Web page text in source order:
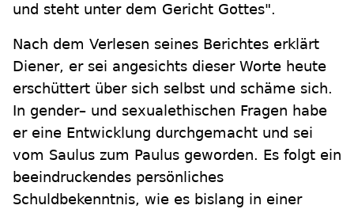
und steht unter dem Gericht Gottes".
Nach dem Verlesen seines Berichtes erklärt
Diener, er sei angesichts dieser Worte heute
erschüttert über sich selbst und schäme sich.
In gender– und sexualethischen Fragen habe
er eine Entwicklung durchgemacht und sei
vom Saulus zum Paulus geworden. Es folgt ein
beeindruckendes persönliches
Schuldbekenntnis, wie es bislang in einer